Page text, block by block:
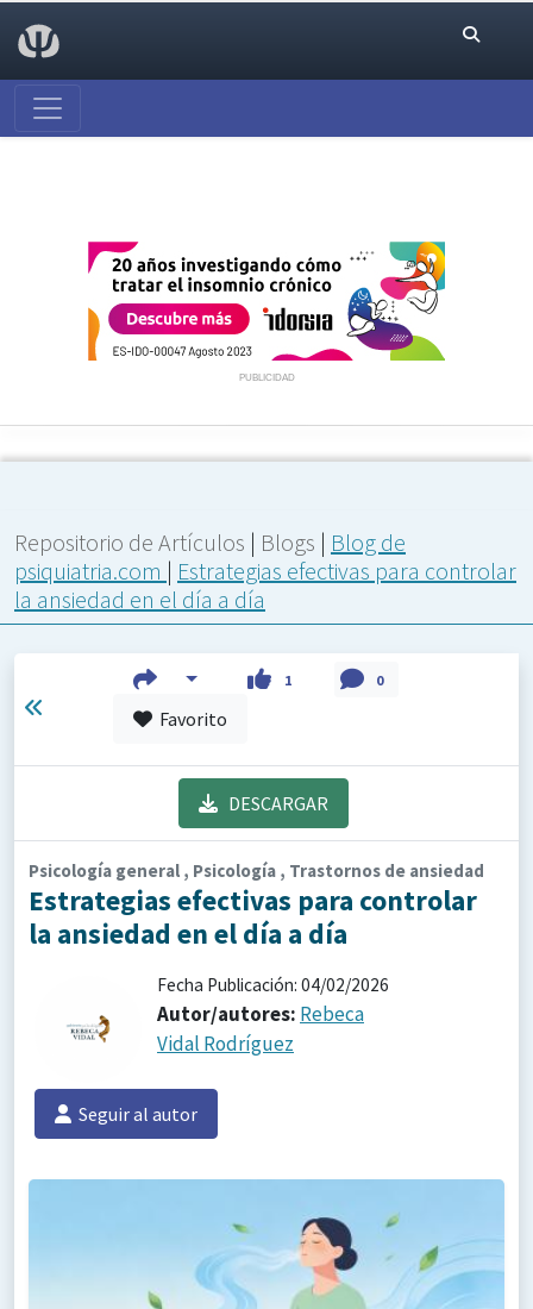
PUBLICIDAD
Repositorio de Artículos | Blogs | Blog de
psiquiatria.com | Estrategias efectivas para controlar
la ansiedad en el día a día
1 0
Favorito
DESCARGAR
Psicología general , Psicología , Trastornos de ansiedad
Estrategias efectivas para controlar
la ansiedad en el día a día
Fecha Publicación: 04/02/2026
Autor/autores: Rebeca
Vidal Rodríguez
Seguir al autor